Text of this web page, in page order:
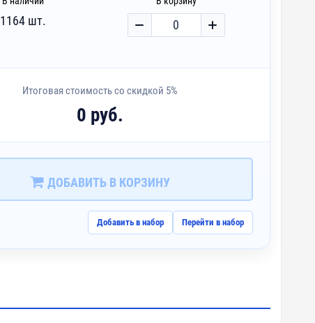
1164 шт.
Итоговая стоимость со скидкой 5%
0 руб.
ДОБАВИТЬ В КОРЗИНУ
Добавить в набор Перейти в набор